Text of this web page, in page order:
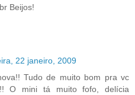
Beijos!
22 janeiro, 2009
Tudo de muito bom pra vc
O mini tá muito fofo, delícia